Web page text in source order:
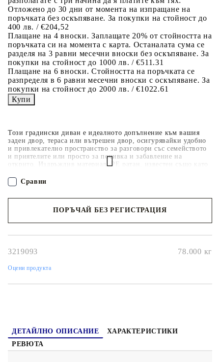
Този градински диван е идеалното допълнение към вашия
заден двор, тераса или вътрешен двор, осигурявайки удобно
и привлекателно пространство за разговори със семейството
и приятелите или просто за почивка и забавление на
открито. Издръжлив материал: PE ратан, известен също като
поддръжка, който прилича на естествен ратан. Той е лек,
лесен за почистване и често се използва за външни мебели
плътно подплатени възглавници, предлага удобство при
или други дребни предмети леснодостъпни.Калъф, който
седалки имат подвижни калъфи за лесно пране и
изработен от здраво и издръжливо закалено стъкло, което
елегантност към вашето външно пространство.Модулен
защитите с водоустойчиво покривало.
Отложено до 30 дни от момента на изпращане на
поръчката без оскъпяване. За покупки на стойност до
400 лв. / €204,52
Плащане на 4 вноски. Заплащате 20% от стойността на
поръчката си на момента с карта. Останалата сума се
разделя на 3 равни месечни вноски без оскъпяване. За
покупки на стойност до 1000 лв. / €511.31
Плащане на 6 вноски. Стойността на поръчката се
разпределя в 6 равни месечни вноски с оскъпяване. За
покупки на стойност до 2000 лв. / €1022.61
ПОРЪЧАЙ БЕЗ РЕГИСТРАЦИЯ
3219093 78.000 кг
Оцени продукта
Сравни
ДЕТАЙЛНО ОПИСАНИЕ
ХАРАКТЕРИСТИКИ
РЕВЮТА